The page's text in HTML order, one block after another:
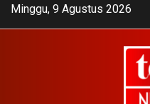
SkipMinggu, 9 Agustus 2026